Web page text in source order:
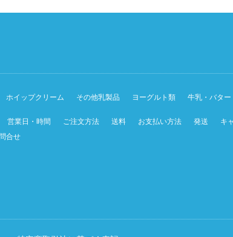
ホイップクリーム その他乳製品 ヨーグルト類 牛乳・バタ
営業日・時間 ご注文方法 送料 お支払い方法 発送 キ
合せ